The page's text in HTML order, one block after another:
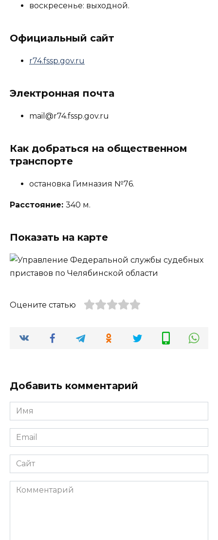
воскресенье: выходной.
Официальный сайт
r74.fssp.gov.ru
Электронная почта
mail@r74.fssp.gov.ru
Как добраться на общественном
транспорте
остановка Гимназия №76.
Расстояние: 340 м.
Показать на карте
Оцените статью
Добавить комментарий
Имя
*
Email
*
Сайт
Комментарий